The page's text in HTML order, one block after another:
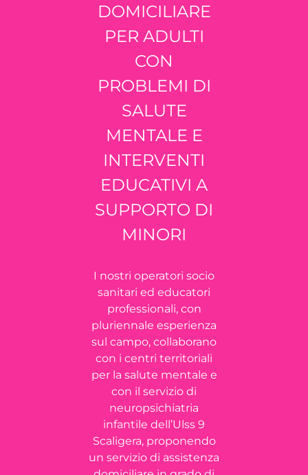
DOMICILIARE
PER ADULTI
CON
PROBLEMI DI
SALUTE
MENTALE E
INTERVENTI
EDUCATIVI A
SUPPORTO DI
MINORI
I nostri operatori socio
sanitari ed educatori
professionali, con
pluriennale esperienza
sul campo, collaborano
con i centri territoriali
per la salute mentale e
con il servizio di
neuropsichiatria
infantile dell’Ulss 9
Scaligera, proponendo
un servizio di assistenza